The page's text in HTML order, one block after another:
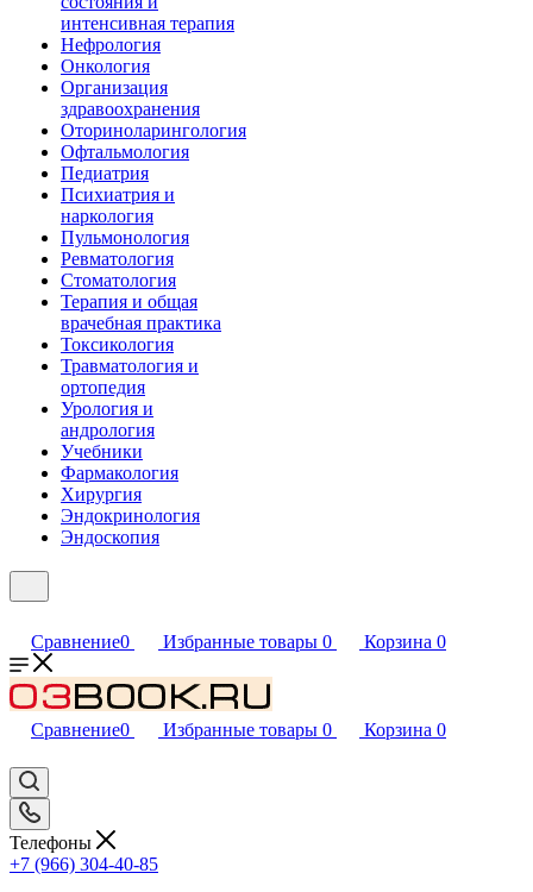
интенсивная терапия
Нефрология
Онкология
Организация
здравоохранения
Оториноларингология
Офтальмология
Педиатрия
Психиатрия и
наркология
Пульмонология
Ревматология
Стоматология
Терапия и общая
врачебная практика
Токсикология
Травматология и
ортопедия
Урология и
андрология
Учебники
Фармакология
Хирургия
Эндокринология
Эндоскопия
Сравнение0 Избранные товары 0 Корзина 0
Сравнение0 Избранные товары 0 Корзина 0
Телефоны
+7 (966) 304-40-85